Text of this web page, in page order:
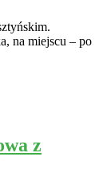
na miejscu – po
z